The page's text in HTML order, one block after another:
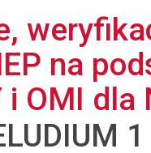
na
i OMI dla
1